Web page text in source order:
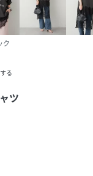
ク
る
ツ